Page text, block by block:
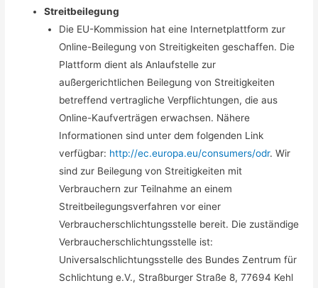
Streitbeilegung
Die EU-Kommission hat eine Internetplattform zur
Online-Beilegung von Streitigkeiten geschaffen. Die
Plattform dient als Anlaufstelle zur
außergerichtlichen Beilegung von Streitigkeiten
betreffend vertragliche Verpflichtungen, die aus
Online-Kaufverträgen erwachsen. Nähere
Informationen sind unter dem folgenden Link
verfügbar: http://ec.europa.eu/consumers/odr. Wir
sind zur Beilegung von Streitigkeiten mit
Verbrauchern zur Teilnahme an einem
Streitbeilegungsverfahren vor einer
Verbraucherschlichtungsstelle bereit. Die zuständige
Verbraucherschlichtungsstelle ist:
Universalschlichtungsstelle des Bundes Zentrum für
Schlichtung e.V., Straßburger Straße 8, 77694 Kehl